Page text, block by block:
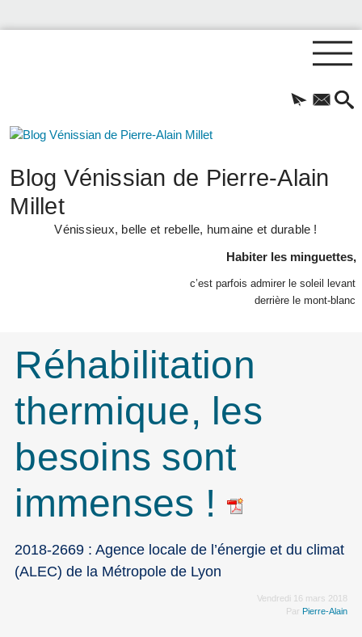
Blog Vénissian de Pierre-Alain
Millet
Vénissieux, belle et rebelle, humaine et durable !
Habiter les minguettes,
c’est parfois admirer le soleil levant
derrière le mont-blanc
Réhabilitation
thermique, les
besoins sont
immenses !
2018-2669 : Agence locale de l’énergie et du climat
(ALEC) de la Métropole de Lyon
Vendredi 16 mars 2018
Par Pierre-Alain